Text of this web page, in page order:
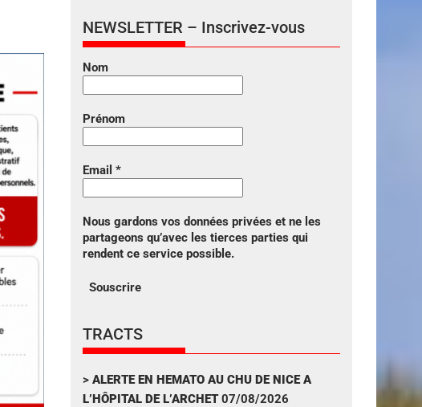
NEWSLETTER – Inscrivez-vous
Nom
Prénom
Email *
Nous gardons vos données privées et ne les
partageons qu’avec les tierces parties qui
rendent ce service possible.
TRACTS
> ALERTE EN HEMATO AU CHU DE NICE A
L’HÔPITAL DE L’ARCHET 07/08/2026